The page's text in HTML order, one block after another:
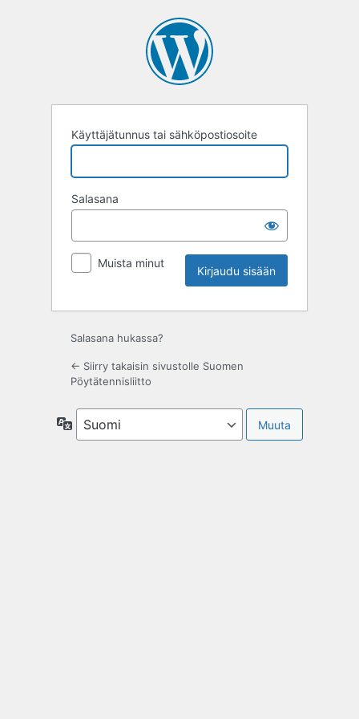
Käyttäjätunnus tai sähköpostiosoite
Salasana
Muista minut
Salasana hukassa?
← Siirry takaisin sivustolle Suomen
Pöytätennisliitto
Kieli